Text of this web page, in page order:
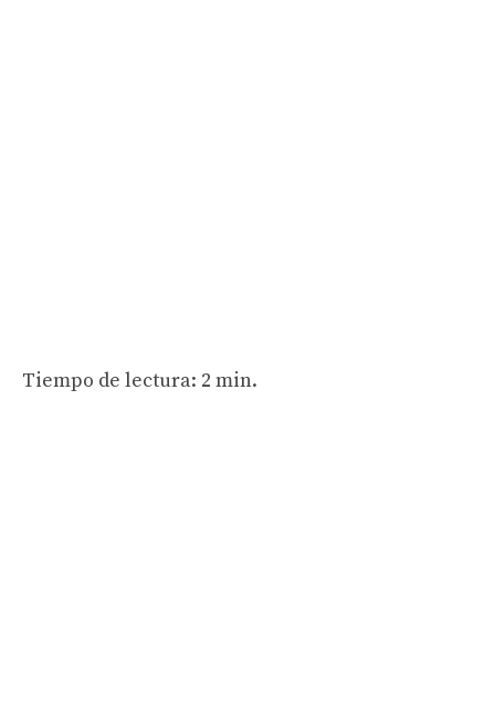
Tiempo de lectura: 2 min.